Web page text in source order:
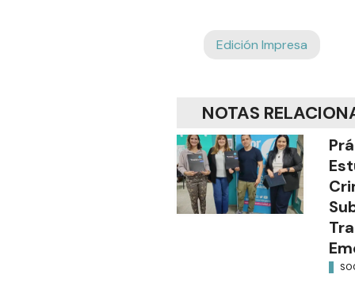
Edición Impresa
NOTAS